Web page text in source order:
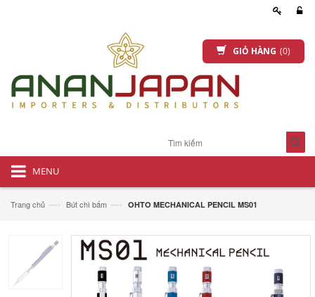
GIỎ HÀNG (0)
MENU
Trang chủ —› Bút chì bấm —› OHTO MECHANICAL PENCIL MS01